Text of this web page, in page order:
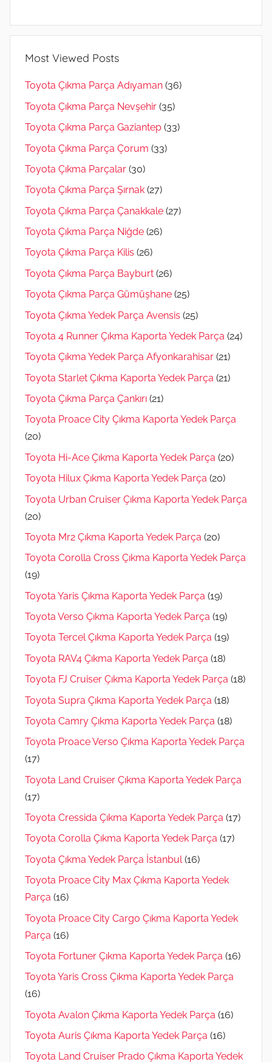
Most Viewed Posts
Toyota Çıkma Parça Adıyaman (36)
Toyota Çıkma Parça Nevşehir (35)
Toyota Çıkma Parça Gaziantep (33)
Toyota Çıkma Parça Çorum (33)
Toyota Çıkma Parçalar (30)
Toyota Çıkma Parça Şırnak (27)
Toyota Çıkma Parça Çanakkale (27)
Toyota Çıkma Parça Niğde (26)
Toyota Çıkma Parça Kilis (26)
Toyota Çıkma Parça Bayburt (26)
Toyota Çıkma Parça Gümüşhane (25)
Toyota Çıkma Yedek Parça Avensis (25)
Toyota 4 Runner Çıkma Kaporta Yedek Parça (24)
Toyota Çıkma Yedek Parça Afyonkarahisar (21)
Toyota Starlet Çıkma Kaporta Yedek Parça (21)
Toyota Çıkma Parça Çankırı (21)
Toyota Proace City Çıkma Kaporta Yedek Parça
(20)
Toyota Hi-Ace Çıkma Kaporta Yedek Parça (20)
Toyota Hilux Çıkma Kaporta Yedek Parça (20)
Toyota Urban Cruiser Çıkma Kaporta Yedek Parça
(20)
Toyota Mr2 Çıkma Kaporta Yedek Parça (20)
Toyota Corolla Cross Çıkma Kaporta Yedek Parça
(19)
Toyota Yaris Çıkma Kaporta Yedek Parça (19)
Toyota Verso Çıkma Kaporta Yedek Parça (19)
Toyota Tercel Çıkma Kaporta Yedek Parça (19)
Toyota RAV4 Çıkma Kaporta Yedek Parça (18)
Toyota FJ Cruiser Çıkma Kaporta Yedek Parça (18)
Toyota Supra Çıkma Kaporta Yedek Parça (18)
Toyota Camry Çıkma Kaporta Yedek Parça (18)
Toyota Proace Verso Çıkma Kaporta Yedek Parça
(17)
Toyota Land Cruiser Çıkma Kaporta Yedek Parça
(17)
Toyota Cressida Çıkma Kaporta Yedek Parça (17)
Toyota Corolla Çıkma Kaporta Yedek Parça (17)
Toyota Çıkma Yedek Parça İstanbul (16)
Toyota Proace City Max Çıkma Kaporta Yedek
Parça (16)
Toyota Proace City Cargo Çıkma Kaporta Yedek
Parça (16)
Toyota Fortuner Çıkma Kaporta Yedek Parça (16)
Toyota Yaris Cross Çıkma Kaporta Yedek Parça
(16)
Toyota Avalon Çıkma Kaporta Yedek Parça (16)
Toyota Auris Çıkma Kaporta Yedek Parça (16)
Toyota Land Cruiser Prado Çıkma Kaporta Yedek